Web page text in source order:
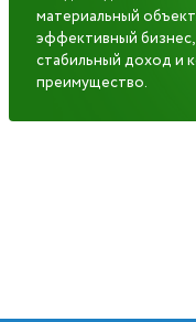
материальный
эффективный
стабильный доход и
преимущество.